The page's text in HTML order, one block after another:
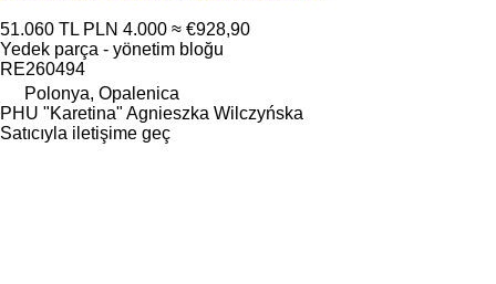
51.060 TL PLN 4.000 ≈ €928,90
Yedek parça - yönetim bloğu
RE260494
Polonya, Opalenica
PHU "Karetina" Agnieszka Wilczyńska
Satıcıyla iletişime geç